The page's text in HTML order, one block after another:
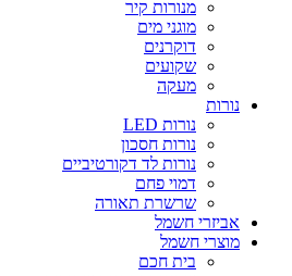
מנורות קיר
מוגני מים
דוקרנים
שקועים
מעקה
נורות
נורות LED
נורות חסכון
נורות לד דקורטיביים
דמוי פחם
שרשרת תאורה
אביזרי חשמל
מוצרי חשמל
בית חכם